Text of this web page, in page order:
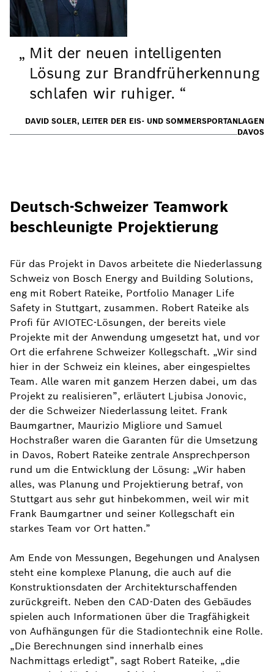
Mit der neuen intelligenten
Lösung zur Brandfrüherkennung
schlafen wir ruhiger.
DAVID SOLER, LEITER DER EIS- UND SOMMERSPORTANLAGEN
DAVOS
Deutsch-Schweizer Teamwork
beschleunigte Projektierung
Für das Projekt in Davos arbeitete die Niederlassung
Schweiz von Bosch Energy and Building Solutions,
eng mit Robert Rateike, Portfolio Manager Life
Safety in Stuttgart, zusammen. Robert Rateike als
Profi für AVIOTEC-Lösungen, der bereits viele
Projekte mit der Anwendung umgesetzt hat, und vor
Ort die erfahrene Schweizer Kollegschaft. „Wir sind
hier in der Schweiz ein kleines, aber eingespieltes
Team. Alle waren mit ganzem Herzen dabei, um das
Projekt zu realisieren”, erläutert Ljubisa Jonovic,
der die Schweizer Niederlassung leitet. Frank
Baumgartner, Maurizio Migliore und Samuel
Hochstraßer waren die Garanten für die Umsetzung
in Davos, Robert Rateike zentrale Ansprechperson
rund um die Entwicklung der Lösung: „Wir haben
alles, was Planung und Projektierung betraf, von
Stuttgart aus sehr gut hinbekommen, weil wir mit
Frank Baumgartner und seiner Kollegschaft ein
starkes Team vor Ort hatten.”
Am Ende von Messungen, Begehungen und Analysen
steht eine komplexe Planung, die auch auf die
Konstruktionsdaten der Architekturschaffenden
zurückgreift. Neben den CAD-Daten des Gebäudes
spielen auch Informationen über die Tragfähigkeit
von Aufhängungen für die Stadiontechnik eine Rolle.
„Die Berechnungen sind innerhalb eines
Nachmittags erledigt”, sagt Robert Rateike, „die